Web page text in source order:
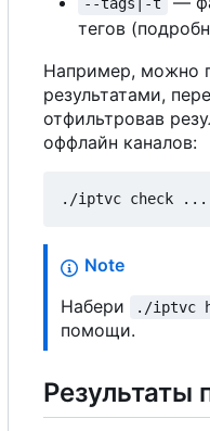
тегов
Например, можно
результатами,
отфильтровав
оффлайн каналов:
Note
Набери
./iptvc
помощи.
Результаты